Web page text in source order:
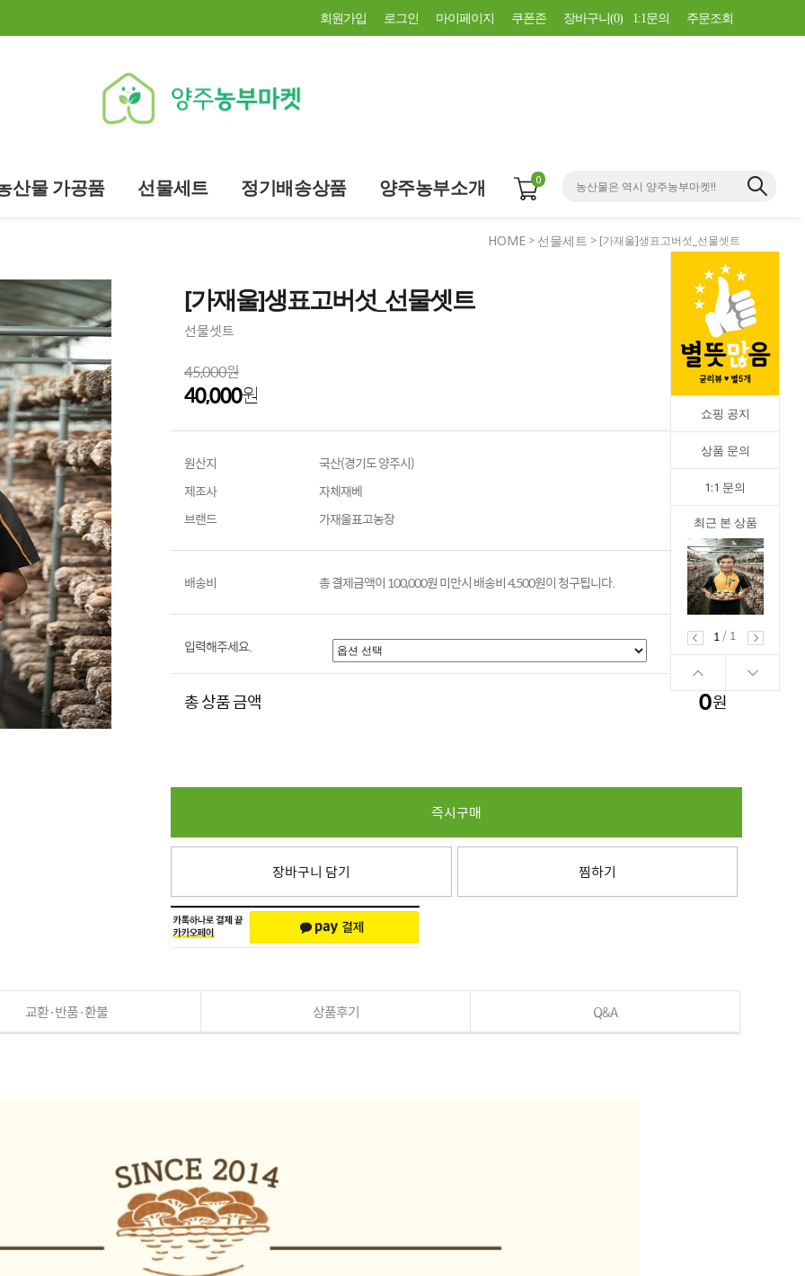
회원가입 로그인 마이페이지 쿠폰존 장바구니(0) 1:1문의 주문조회
산물 가공품 선물세트 정기배송상품 양주농부소개 0
쇼핑 공지
상품 문의
1:1 문의
최근 본 상품
1
/ 1
HOME > 선물세트 > [가재울]생표고버섯_선물셋트
[가재울]생표고버섯_선물셋트
선물셋트
45,000원
40,000원
원산지
국산(경기도 양주시)
제조사
자체재베
브랜드
가재울표고농장
배송비 총 결제금액이 100,000원 미만시 배송비 4,500원이 청구됩니다.
입력해주세요.
총 상품 금액 0원
즉시구매
장바구니 담기 찜하기
교환·반품·환불 상품후기 Q&A